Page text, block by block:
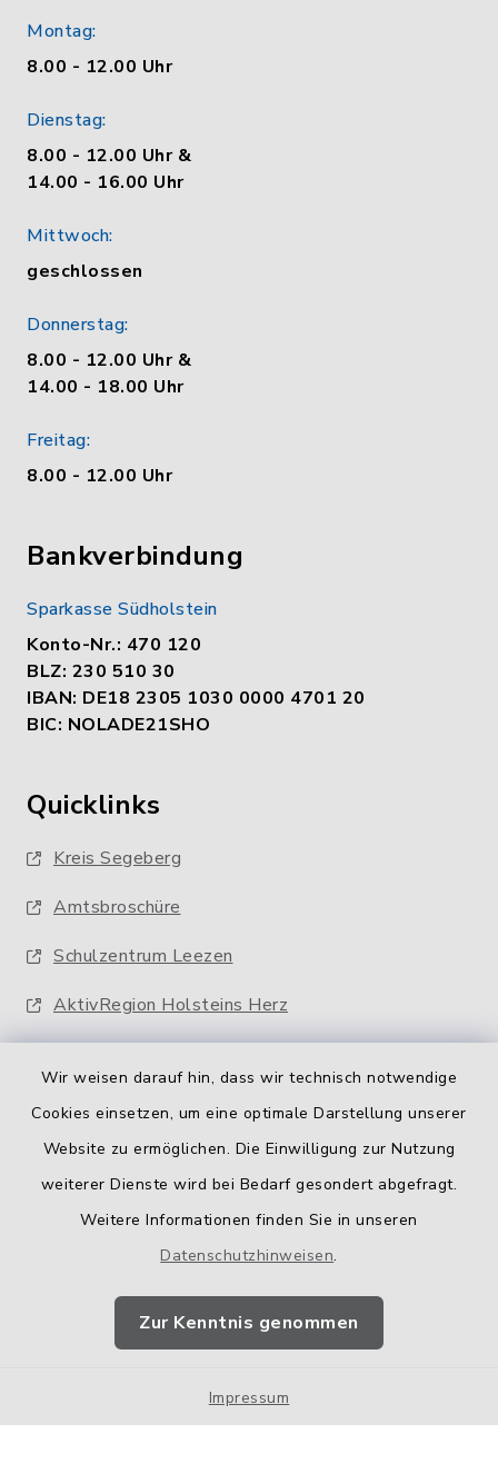
Wir weisen darauf hin, dass wir technisch notwendige
Cookies einsetzen, um eine optimale Darstellung unserer
Website zu ermöglichen. Die Einwilligung zur Nutzung
weiterer Dienste wird bei Bedarf gesondert abgefragt.
Weitere Informationen finden Sie in unseren
Datenschutzhinweisen.
Zur Kenntnis genommen
Impressum
Montag:
8.00 - 12.00 Uhr
Dienstag:
8.00 - 12.00 Uhr &
14.00 - 16.00 Uhr
Mittwoch:
geschlossen
Donnerstag:
8.00 - 12.00 Uhr &
14.00 - 18.00 Uhr
Freitag:
8.00 - 12.00 Uhr
Bankverbindung
Sparkasse Südholstein
Konto-Nr.: 470 120
BLZ: 230 510 30
IBAN: DE18 2305 1030 0000 4701 20
BIC: NOLADE21SHO
Quicklinks
Kreis Segeberg
Amtsbroschüre
Schulzentrum Leezen
AktivRegion Holsteins Herz
Barrierefreiheit
Impressum
Sitemap